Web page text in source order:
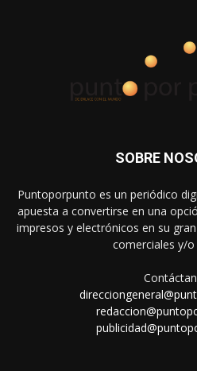
SOBRE
Puntoporpunto es un periódico
apuesta a convertirse en una
impresos y electrónicos en su
comerciales y/